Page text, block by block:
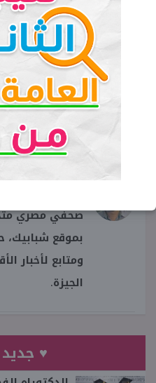
تنسيق المرحلة
تنسيق
تنسيق المرحلة
وزير
عبدالله
صحفي مصري
بموقع شبابيك،
ومتابع لأخبار
الجيزة.
♥